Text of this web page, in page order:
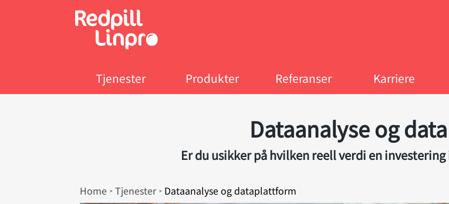
Tjenester Produkter Referanser Karriere
Dataanalyse og
Er du usikker på hvilken reell verdi en
Breadcrumb
Home Tjenester Dataanalyse og dataplattform